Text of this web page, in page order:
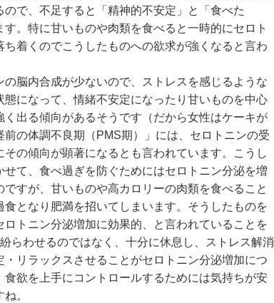
で、不足すると「精神的不安定」と「食べた
。特に甘いものや肉類を食べると一時的にセロト
着くのでこうしたものへの欲求が強くなると言わ
脳内合成が少ないので、ストレスを感じるような
になって、情緒不安定になったり甘いものを中心
出る傾向があるそうです（だから女性はケーキが
の体調不良期（PMS期）」には、セロトニンの受
の傾向が顕著になるとも言われています。こうし
て、食べ過ぎを防ぐためにはセロトニン分泌を増
すが、甘いものや高カロリーの肉類を食べること
となり肥満を招いてしまいます。そうしたものを
トニン分泌増加に効果的、と言われていることを
らわせるのではなく、十分に休息し、ストレス解消
リラックスさせることがセロトニン分泌増加につ
欲を上手にコントロールするためには気持ちが安
。